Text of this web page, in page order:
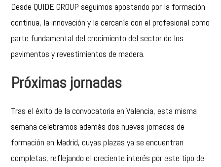
Desde QUIDE GROUP seguimos apostando por la formación
continua, la innovación y la cercanía con el profesional como
parte fundamental del crecimiento del sector de los
pavimentos y revestimientos de madera.
Próximas jornadas
Tras el éxito de la convocatoria en Valencia, esta misma
semana celebramos además dos nuevas jornadas de
formación en Madrid, cuyas plazas ya se encuentran
completas, reflejando el creciente interés por este tipo de